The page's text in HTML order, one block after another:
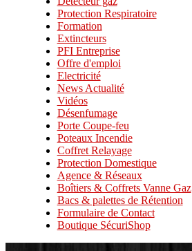
Protection Respiratoire
Formation
Extincteurs
PFI Entreprise
Offre d'emploi
Electricité
News Actualité
Vidéos
Désenfumage
Porte Coupe-feu
Poteaux Incendie
Coffret Relayage
Protection Domestique
Agence & Réseaux
Boîtiers & Coffrets Vanne Gaz
Bacs & palettes de Rétention
Formulaire de Contact
Boutique SécuriShop